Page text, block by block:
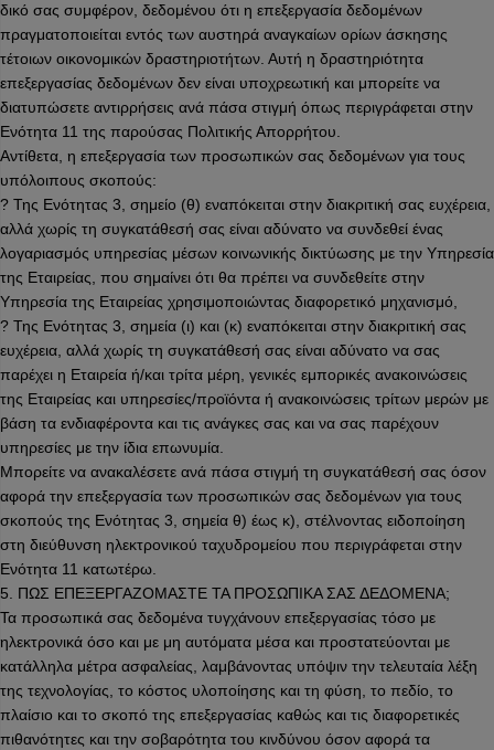
δικό σας συμφέρον, δεδομένου ότι η επεξεργασία δεδομένων
πραγματοποιείται εντός των αυστηρά αναγκαίων ορίων άσκησης
τέτοιων οικονομικών δραστηριοτήτων. Αυτή η δραστηριότητα
επεξεργασίας δεδομένων δεν είναι υποχρεωτική και μπορείτε να
διατυπώσετε αντιρρήσεις ανά πάσα στιγμή όπως περιγράφεται στην
Ενότητα 11 της παρούσας Πολιτικής Απορρήτου.
Αντίθετα, η επεξεργασία των προσωπικών σας δεδομένων για τους
υπόλοιπους σκοπούς:
? Της Ενότητας 3, σημείο (θ) εναπόκειται στην διακριτική σας ευχέρεια,
αλλά χωρίς τη συγκατάθεσή σας είναι αδύνατο να συνδεθεί ένας
λογαριασμός υπηρεσίας μέσων κοινωνικής δικτύωσης με την Υπηρεσία
της Εταιρείας, που σημαίνει ότι θα πρέπει να συνδεθείτε στην
Υπηρεσία της Εταιρείας χρησιμοποιώντας διαφορετικό μηχανισμό,
? Της Ενότητας 3, σημεία (ι) και (κ) εναπόκειται στην διακριτική σας
ευχέρεια, αλλά χωρίς τη συγκατάθεσή σας είναι αδύνατο να σας
παρέχει η Εταιρεία ή/και τρίτα μέρη, γενικές εμπορικές ανακοινώσεις
της Εταιρείας και υπηρεσίες/προϊόντα ή ανακοινώσεις τρίτων μερών με
βάση τα ενδιαφέροντα και τις ανάγκες σας και να σας παρέχουν
υπηρεσίες με την ίδια επωνυμία.
Μπορείτε να ανακαλέσετε ανά πάσα στιγμή τη συγκατάθεσή σας όσον
αφορά την επεξεργασία των προσωπικών σας δεδομένων για τους
σκοπούς της Ενότητας 3, σημεία θ) έως κ), στέλνοντας ειδοποίηση
στη διεύθυνση ηλεκτρονικού ταχυδρομείου που περιγράφεται στην
Ενότητα 11 κατωτέρω.
5. ΠΩΣ ΕΠΕΞΕΡΓΑΖΟΜΑΣΤΕ ΤΑ ΠΡΟΣΩΠΙΚΑ ΣΑΣ ΔΕΔΟΜΕΝΑ;
Τα προσωπικά σας δεδομένα τυγχάνουν επεξεργασίας τόσο με
ηλεκτρονικά όσο και με μη αυτόματα μέσα και προστατεύονται με
κατάλληλα μέτρα ασφαλείας, λαμβάνοντας υπόψιν την τελευταία λέξη
της τεχνολογίας, το κόστος υλοποίησης και τη φύση, το πεδίο, το
πλαίσιο και το σκοπό της επεξεργασίας καθώς και τις διαφορετικές
πιθανότητες και την σοβαρότητα του κινδύνου όσον αφορά τα